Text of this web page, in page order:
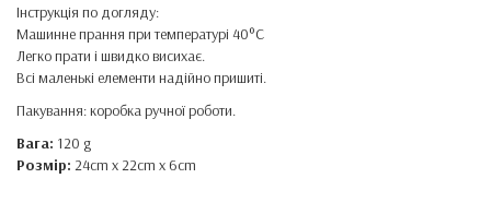
Інструкція по догляду:
Машинне прання при температурі 40°C
Легко прати і швидко висихає.
Всі маленькі елементи надійно пришиті.
Пакування: коробка ручної роботи.
Вага: 120 g
Розмір: 24cm x 22cm x 6cm